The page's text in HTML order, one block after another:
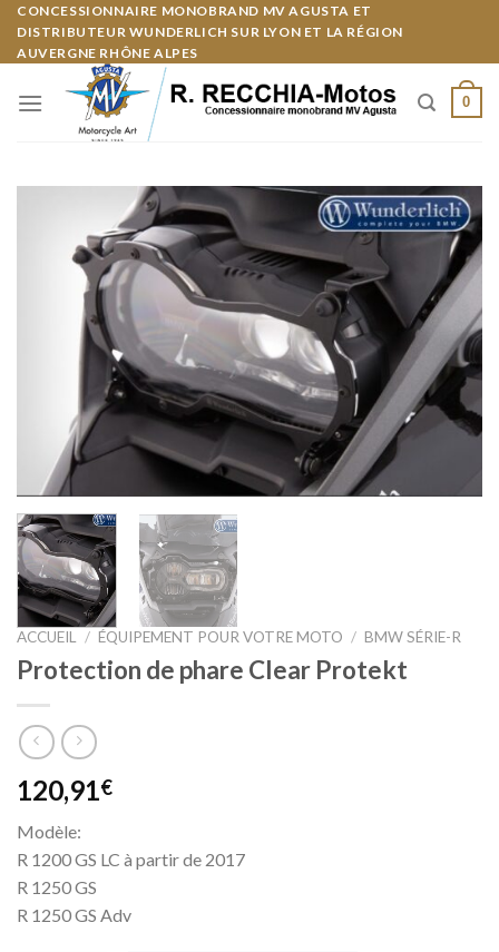
Skip
content
CONCESSIONNAIRE MONOBRAND MV AGUSTA ET
DISTRIBUTEUR WUNDERLICH SUR LYON ET LA RÉGION
AUVERGNE RHÔNE ALPES
0
ACCUEIL / ÉQUIPEMENT POUR VOTRE MOTO / BMW SÉRIE-R
Protection de phare Clear Protekt
120,91€
Modèle:
R 1200 GS LC à partir de 2017
R 1250 GS
R 1250 GS Adv
Panneau de gestion des cookies